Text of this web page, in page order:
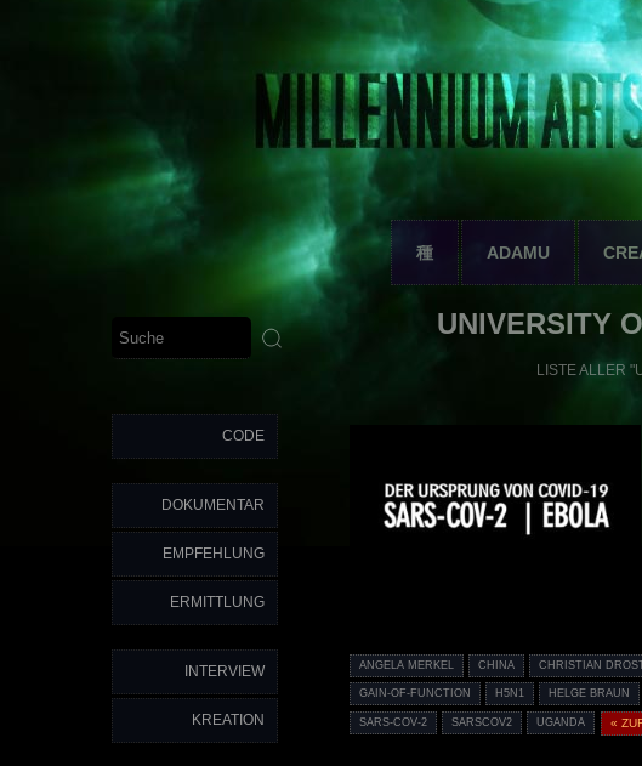
種 ADAMU
CODE
DOKUMENTAR
EMPFEHLUNG
ERMITTLUNG
INTERVIEW
KREATION
UNIVERSITY
LISTE ALLER
ANGELA MERKEL CHINA CHRISTIAN
GAIN-OF-FUNCTION H5N1 HELGE BRAUN
SARS-COV-2 SARSCOV2 UGANDA «